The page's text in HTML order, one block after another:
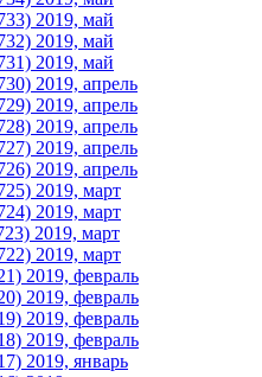
2019, май
2019, май
2019, май
2019, апрель
2019, апрель
2019, апрель
2019, апрель
2019, апрель
2019, март
2019, март
2019, март
2019, март
2019, февраль
2019, февраль
2019, февраль
2019, февраль
2019, январь